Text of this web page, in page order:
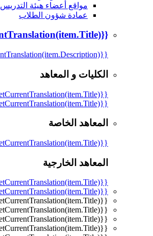
مواقع أعضاء هيئة التدريس
عمادة شؤون الطلاب
{{mmc.getCurrentTranslation(item.Title)}}
{{mmc.getCurrentTranslation(item.Description)}}
الكليات و المعاهد
{{mmc.getCurrentTranslation(item.Title)}}
{{mmc.getCurrentTranslation(item.Title)}}
المعاهد الخاصة
{{mmc.getCurrentTranslation(item.Title)}}
المعاهد الخارجية
{{mmc.getCurrentTranslation(item.Title)}}
{{mmc.getCurrentTranslation(item.Title)}}
{{mmc.getCurrentTranslation(item.Title)}}
{{mmc.getCurrentTranslation(item.Title)}}
{{mmc.getCurrentTranslation(item.Title)}}
{{mmc.getCurrentTranslation(item.Title)}}